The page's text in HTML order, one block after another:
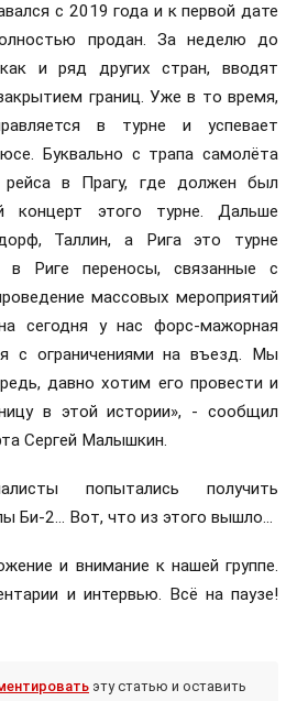
с 2019 года и к первой дате
продан. За неделю до
и ряд других стран, вводят
границ. Уже в то время,
в турне и успевает
Буквально с трапа самолёта
в Прагу, где должен был
концерт этого турне. Дальше
Таллин, а Рига это турне
в Риге переносы, связанные с
массовых мероприятий
сегодня у нас форс-мажорная
с ограничениями на въезд. Мы
давно хотим его провести и
в этой истории», - сообщил
Сергей Малышкин.
попытались получить
Би-2… Вот, что из этого вышло…
и внимание к нашей группе.
и интервью. Всё на паузе!
эту статью и оставить